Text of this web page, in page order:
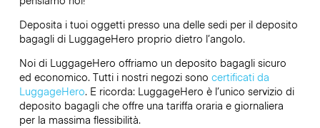
Deposita i tuoi oggetti presso una delle sedi per il deposito
bagagli di LuggageHero proprio dietro l’angolo.
Noi di LuggageHero offriamo un deposito bagagli sicuro
ed economico. Tutti i nostri negozi sono certificati da
LuggageHero. E ricorda: LuggageHero è l’unico servizio di
deposito bagagli che offre una tariffa oraria e giornaliera
per la massima flessibilità.